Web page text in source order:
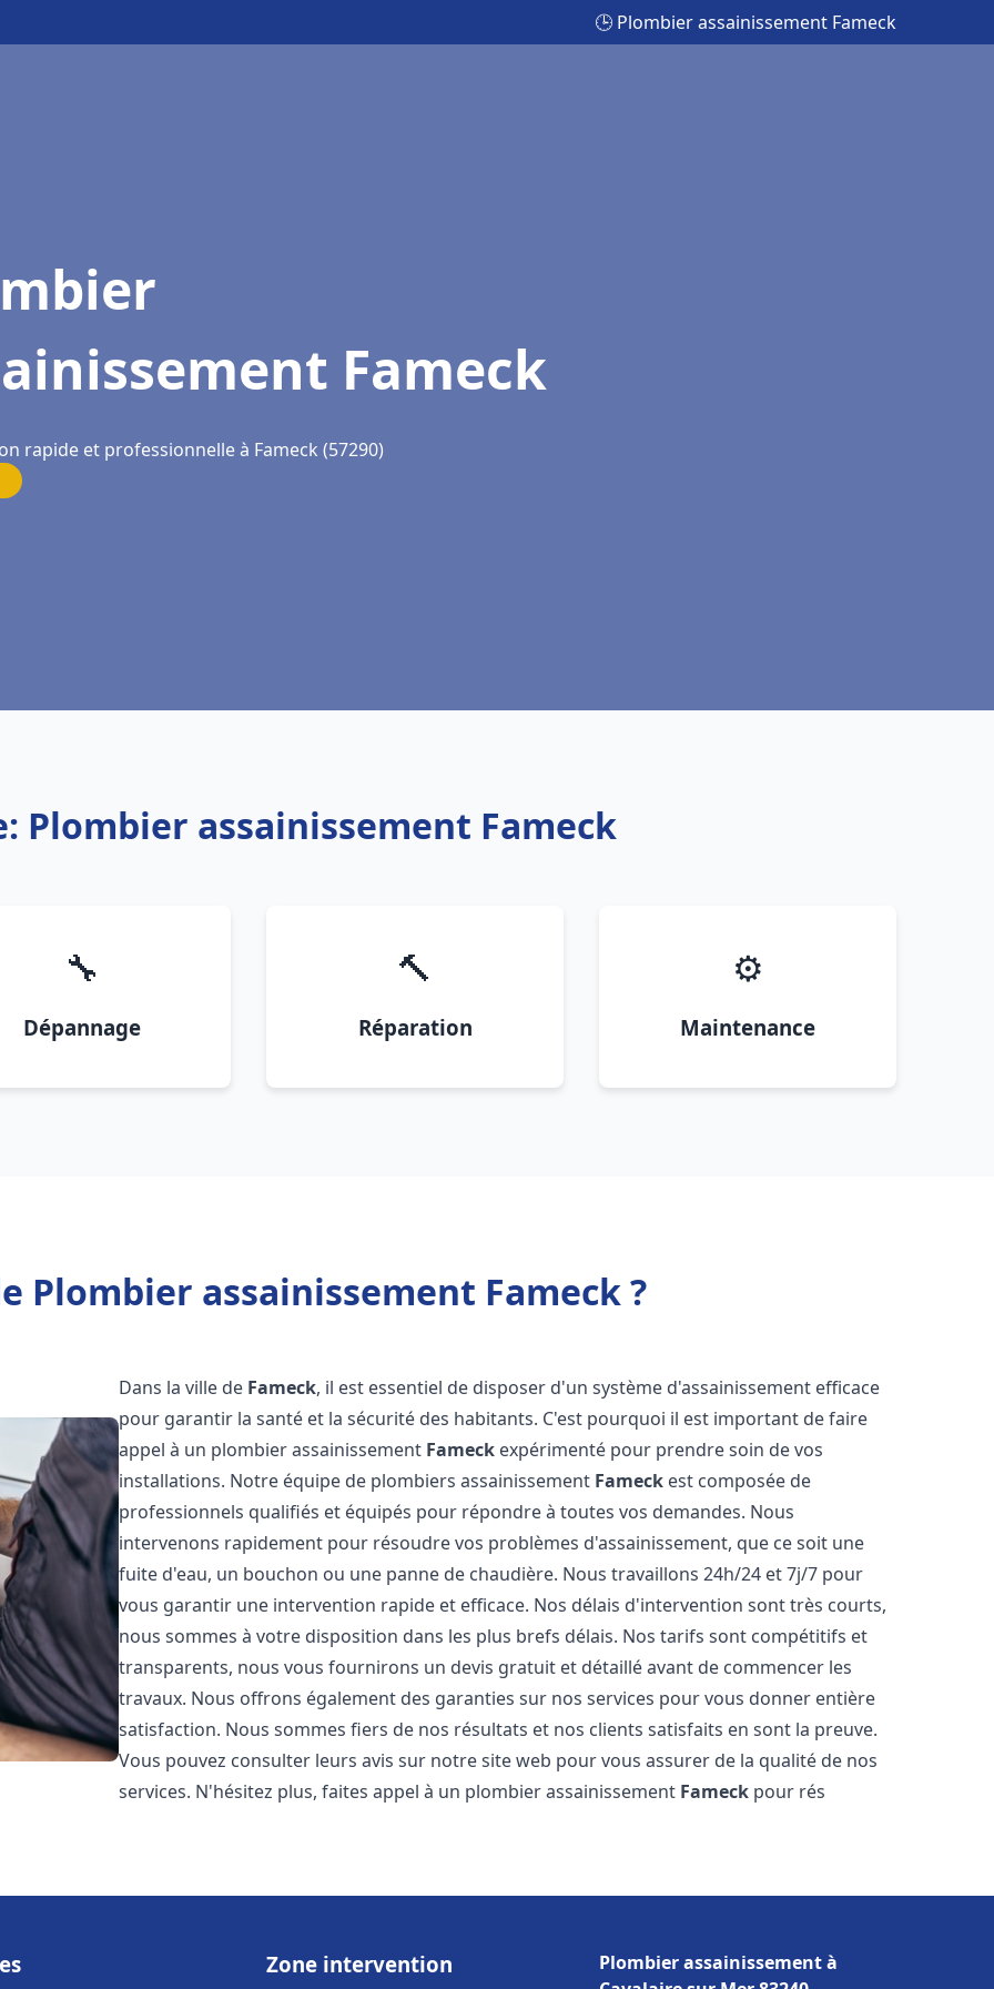
🕒 Plombier assainissement Fameck
Fameck
rapide et professionnelle à Fameck (57290)
Plombier assainissement Fameck
🔧
Dépannage
🔨
Réparation
⚙️
Maintenance
Plombier assainissement Fameck ?
Dans la ville de Fameck, il est essentiel de disposer d'un système d'assainissement efficace
pour garantir la santé et la sécurité des habitants. C'est pourquoi il est important de faire
appel à un plombier assainissement Fameck expérimenté pour prendre soin de vos
installations. Notre équipe de plombiers assainissement Fameck est composée de
professionnels qualifiés et équipés pour répondre à toutes vos demandes. Nous
intervenons rapidement pour résoudre vos problèmes d'assainissement, que ce soit une
fuite d'eau, un bouchon ou une panne de chaudière. Nous travaillons 24h/24 et 7j/7 pour
vous garantir une intervention rapide et efficace. Nos délais d'intervention sont très courts,
nous sommes à votre disposition dans les plus brefs délais. Nos tarifs sont compétitifs et
transparents, nous vous fournirons un devis gratuit et détaillé avant de commencer les
travaux. Nous offrons également des garanties sur nos services pour vous donner entière
satisfaction. Nous sommes fiers de nos résultats et nos clients satisfaits en sont la preuve.
Vous pouvez consulter leurs avis sur notre site web pour vous assurer de la qualité de nos
services. N'hésitez plus, faites appel à un plombier assainissement Fameck pour rés
Zone intervention
Plombier assainissement à